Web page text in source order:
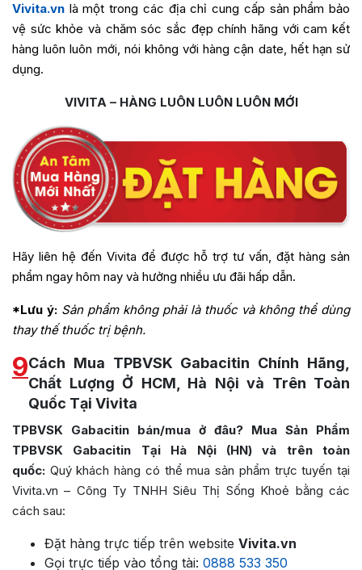
Vivita.vn là một trong các địa chỉ cung cấp sản phẩm bảo
vệ sức khỏe và chăm sóc sắc đẹp chính hãng với cam kết
hàng luôn luôn mới, nói không với hàng cận date, hết hạn sử
dụng.
VIVITA – HÀNG LUÔN LUÔN LUÔN MỚI
Hãy liên hệ đến Vivita để được hỗ trợ tư vấn, đặt hàng sản
phẩm ngay hôm nay và hưởng nhiều ưu đãi hấp dẫn.
*Lưu ý: Sản phẩm không phải là thuốc và không thể dùng
thay thế thuốc trị bệnh.
9Cách Mua TPBVSK Gabacitin Chính Hãng,
Chất Lượng Ở HCM, Hà Nội và Trên Toàn
Quốc Tại Vivita
TPBVSK Gabacitin bán/mua ở đâu? Mua Sản Phẩm
TPBVSK Gabacitin Tại Hà Nội (HN) và trên toàn
quốc: Quý khách hàng có thể mua sản phẩm trực tuyến tại
Vivita.vn – Công Ty TNHH Siêu Thị Sống Khoẻ bằng các
cách sau:
Đặt hàng trực tiếp trên website Vivita.vn
Gọi trực tiếp vào tổng tài: 0888 533 350